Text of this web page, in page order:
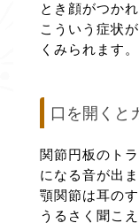
とき顔がつかれ
こういう症状
くみられます。
口を開くと
関節円板のト
になる音が出ま
顎関節は耳の
うるさく聞こ